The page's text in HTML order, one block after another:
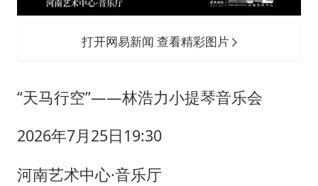
打开网易新闻 查看精彩图片
“天马行空”——林浩力小提琴音乐会
2026年7月25日19:30
河南艺术中心·音乐厅